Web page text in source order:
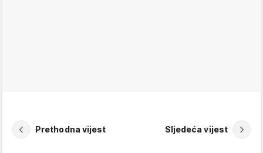
Prethodna vijest Sljedeća vijest